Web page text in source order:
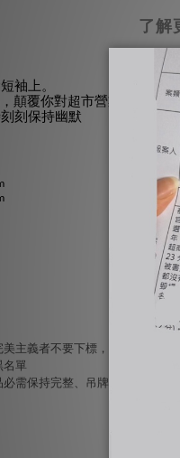
了解
袖上。
顛覆你對超市營業的狀態
刻保持幽默
主義者不要下標，自行到店面購
名單
需保持完整、吊牌不能剪，才能